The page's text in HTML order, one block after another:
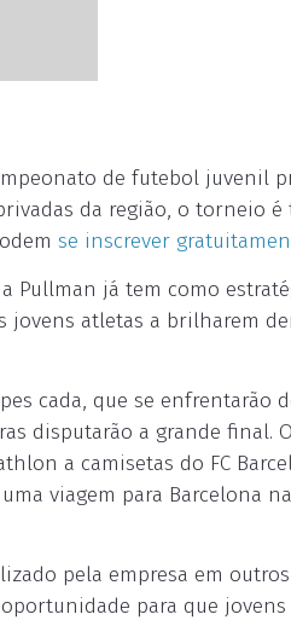
de futebol juvenil
da região, o torneio
se inscrever
já tem como
jovens atletas a brilharem
cada, que se enfrentarão
disputarão a grande final.
a camisetas do FC
viagem para Barcelona
pela empresa em
para que